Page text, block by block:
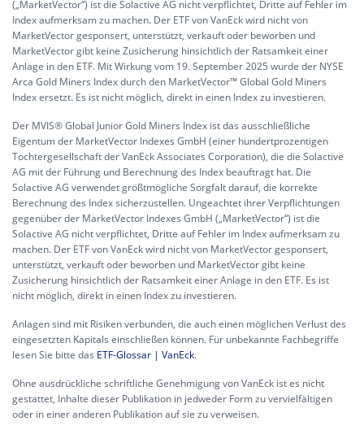
(„MarketVector“) ist die Solactive AG nicht verpflichtet, Dritte auf Fehler im
Index aufmerksam zu machen. Der ETF von VanEck wird nicht von
MarketVector gesponsert, unterstützt, verkauft oder beworben und
MarketVector gibt keine Zusicherung hinsichtlich der Ratsamkeit einer
Anlage in den ETF. Mit Wirkung vom 19. September 2025 wurde der NYSE
Arca Gold Miners Index durch den MarketVector™ Global Gold Miners
Index ersetzt. Es ist nicht möglich, direkt in einen Index zu investieren.
Der MVIS® Global Junior Gold Miners Index ist das ausschließliche
Eigentum der MarketVector Indexes GmbH (einer hundertprozentigen
Tochtergesellschaft der VanEck Associates Corporation), die die Solactive
AG mit der Führung und Berechnung des Index beauftragt hat. Die
Solactive AG verwendet größtmögliche Sorgfalt darauf, die korrekte
Berechnung des Index sicherzustellen. Ungeachtet ihrer Verpflichtungen
gegenüber der MarketVector Indexes GmbH („MarketVector“) ist die
Solactive AG nicht verpflichtet, Dritte auf Fehler im Index aufmerksam zu
machen. Der ETF von VanEck wird nicht von MarketVector gesponsert,
unterstützt, verkauft oder beworben und MarketVector gibt keine
Zusicherung hinsichtlich der Ratsamkeit einer Anlage in den ETF. Es ist
nicht möglich, direkt in einen Index zu investieren.
Anlagen sind mit Risiken verbunden, die auch einen möglichen Verlust des
eingesetzten Kapitals einschließen können. Für unbekannte Fachbegriffe
lesen Sie bitte das ETF-Glossar | VanEck.
Ohne ausdrückliche schriftliche Genehmigung von VanEck ist es nicht
gestattet, Inhalte dieser Publikation in jedweder Form zu vervielfältigen
oder in einer anderen Publikation auf sie zu verweisen.